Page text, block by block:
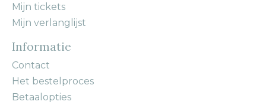
Mijn tickets
Mijn verlanglijst
Informatie
Contact
Het bestelproces
Betaalopties